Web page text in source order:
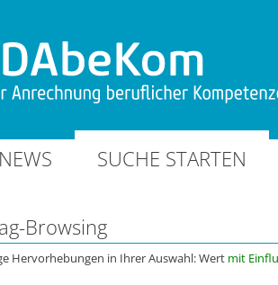
NEWS SUCHE STARTEN
Browsing
Hervorhebungen in Ihrer Auswahl: Wert mit